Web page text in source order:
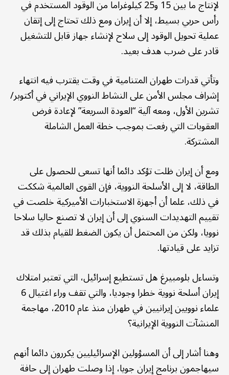
لإنتاج ما بين 15 و25 كيلوغراما من الوقود المستخدم في
رأس حربي بسيط، إلا أن إيران ومع ذلك تحتاج إلى إتقان
عملية تحويل الوقود إلى سلاح لإنشاء جهاز قابل للتشغيل
قادر على ضرب هدف بعيد.
وتأتي قدرات طهران المتنامية في وقت يقترب فيه انتهاء
إشراف مجلس الأمن على النشاط النووي الإيراني في أكتوبر/
تشرين الأول، ومعه آلية “العودة السريعة” لإعادة فرض
العقوبات التي رفعت بموجب خطة العمل الشاملة
المشتركة.
ومع أن إيران ظلت تؤكد دائما أنها تسعى للحصول على
الطاقة، لا إلى الأسلحة النووية، فإن القوى العالمية شككت
في ذلك، علما أن أجهزة الاستخبارات الأميركية خلصت في
تقييم التهديدات السنوي إلى أن إيران لا تصنع حاليا سلاحا
نوويا، ولكن من المحتمل أن يكون الضغط للقيام بذلك قد
تزايد على قيادتها.
وتساءل بلومبيرغ هل تستطيع إسرائيل، التي تعتبر امتلاك
إيران أسلحة نووية خطرا وجوديا، والتي تقف وراء اغتيال 6
علماء نوويين إيرانيين في طهران منذ عام 2010، مهاجمة
المنشآت النووية الإيرانية؟
وهنا أشار إلى أن المسؤولين الإسرائيليين يكررون دائما أنهم
سيهاجمون برنامج إيران جويا، إذا وصلت طهران إلى حافة